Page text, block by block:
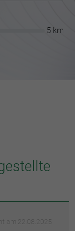
5 km
am 22.08.2025